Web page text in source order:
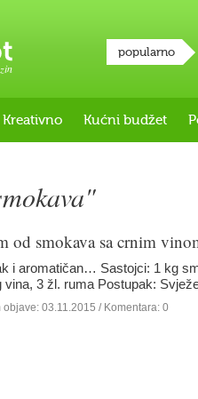
popularno
Kreativno Kućni budžet
od smokava sa crnim
i aromatičan… Sastojci: 1 kg
vina, 3 žl. ruma Postupak:
objave: 03.11.2015 / Komentara: 0